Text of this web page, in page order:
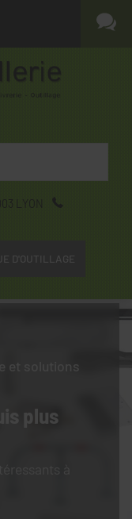
LYON
D'OUTILLAGE
et solutions
plus
à